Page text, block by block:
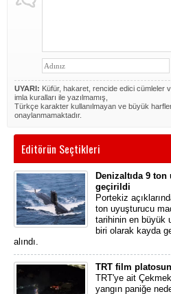
UYARI: Küfür, hakaret, rencide edici cümleler
imla kuralları ile yazılmamış,
Türkçe karakter kullanılmayan ve büyük
onaylanmamaktadır.
Editörün Seçtikleri
Denizaltıda 9
geçirildi
Portekiz
ton uyuşturucu
tarihinin en büyük
biri olarak kayda
alındı.
TRT film
TRT'ye ait
yangın paniğe